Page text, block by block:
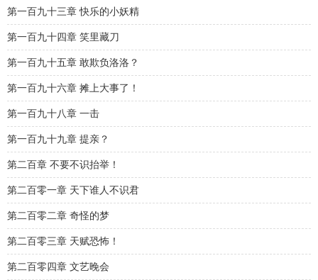
第一百九十三章 快乐的小妖精
第一百九十四章 笑里藏刀
第一百九十五章 敢欺负洛洛？
第一百九十六章 摊上大事了！
第一百九十八章 一击
第一百九十九章 提亲？
第二百章 不要不识抬举！
第二百零一章 天下谁人不识君
第二百零二章 奇怪的梦
第二百零三章 天赋恐怖！
第二百零四章 文艺晚会